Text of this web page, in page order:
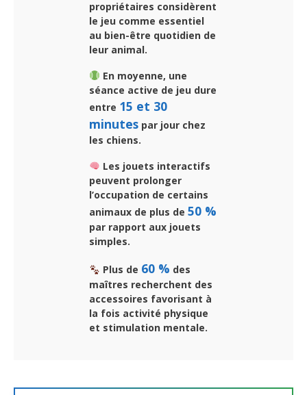
propriétaires considèrent
le jeu comme essentiel
au bien-être quotidien de
leur animal.
En moyenne, une
séance active de jeu dure
entre 15 et 30
minutes par jour chez
les chiens.
Les jouets interactifs
peuvent prolonger
l’occupation de certains
animaux de plus de 50 %
par rapport aux jouets
simples.
Plus de 60 % des
maîtres recherchent des
accessoires favorisant à
la fois activité physique
et stimulation mentale.